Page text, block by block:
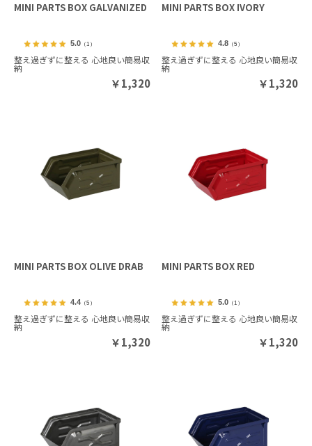
MINI PARTS BOX GALVANIZED
5.0（1）
整え過ぎずに整える 心地良い簡易収
納
￥1,320
MINI PARTS BOX IVORY
4.8 （5）
整え過ぎずに整える 心地良い簡易収
納
￥1,320
MINI PARTS BOX OLIVE DRAB
4.4（5）
整え過ぎずに整える 心地良い簡易収
納
￥1,320
MINI PARTS BOX RED
5.0 （1）
整え過ぎずに整える 心地良い簡易収
納
￥1,320